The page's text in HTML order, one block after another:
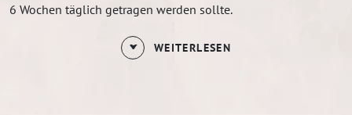
6 Wochen täglich getragen werden sollte.
WEITERLESEN